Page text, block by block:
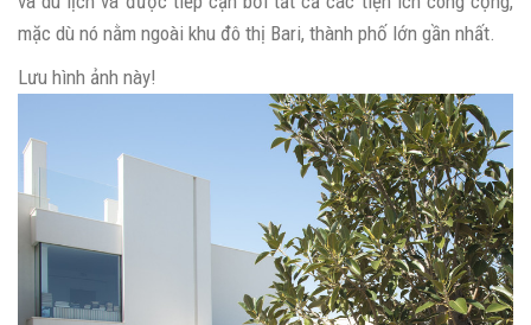
mặc dù nó nằm ngoài khu đô thị Bari, thành phố lớn gần nhất.
Lưu hình ảnh này!